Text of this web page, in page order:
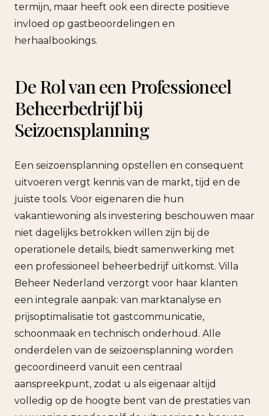
termijn, maar heeft ook een directe positieve
invloed op gastbeoordelingen en
herhaalbookings.
De Rol van een Professioneel
Beheerbedrijf bij
Seizoensplanning
Een seizoensplanning opstellen en consequent
uitvoeren vergt kennis van de markt, tijd en de
juiste tools. Voor eigenaren die hun
vakantiewoning als investering beschouwen maar
niet dagelijks betrokken willen zijn bij de
operationele details, biedt samenwerking met
een professioneel beheerbedrijf uitkomst. Villa
Beheer Nederland verzorgt voor haar klanten
een integrale aanpak: van marktanalyse en
prijsoptimalisatie tot gastcommunicatie,
schoonmaak en technisch onderhoud. Alle
onderdelen van de seizoensplanning worden
gecoordineerd vanuit een centraal
aanspreekpunt, zodat u als eigenaar altijd
volledig op de hoogte bent van de prestaties van